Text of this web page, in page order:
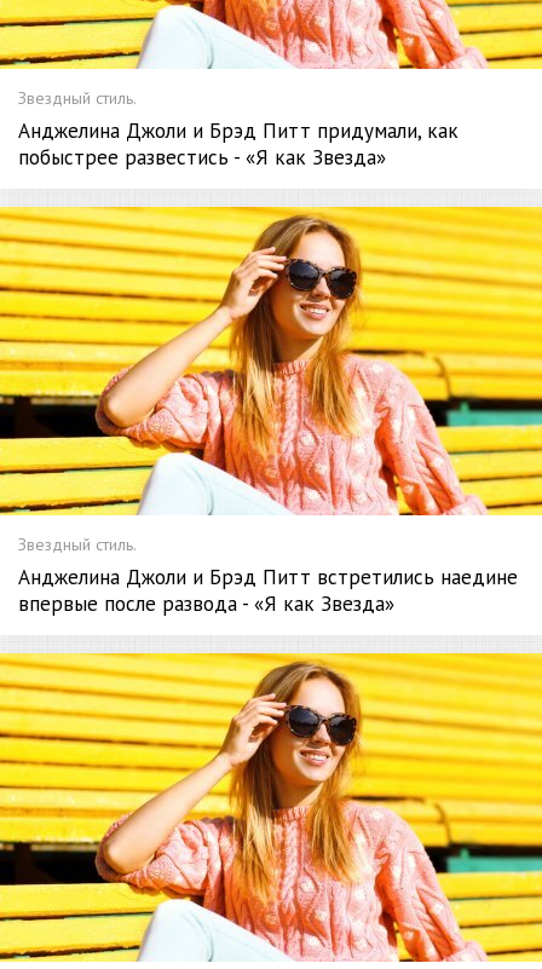
Звездный стиль.
Анджелина Джоли и Брэд Питт придумали, как
побыстрее развестись - «Я как Звезда»
Звездный стиль.
Анджелина Джоли и Брэд Питт встретились наедине
впервые после развода - «Я как Звезда»